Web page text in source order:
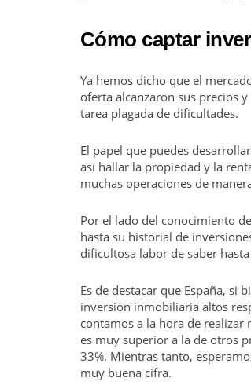
Cómo captar
Ya hemos dicho que el
oferta alcanzaron sus precios
tarea plagada de dificultades.
El papel que puedes
así hallar la propiedad y la
muchas operaciones de
Por el lado del conocimiento
hasta su historial de
dificultosa labor de saber
Es de destacar que España, si
inversión inmobiliaria altos
contamos a la hora de
es muy superior a la de otros
33%. Mientras tanto,
muy buena cifra.